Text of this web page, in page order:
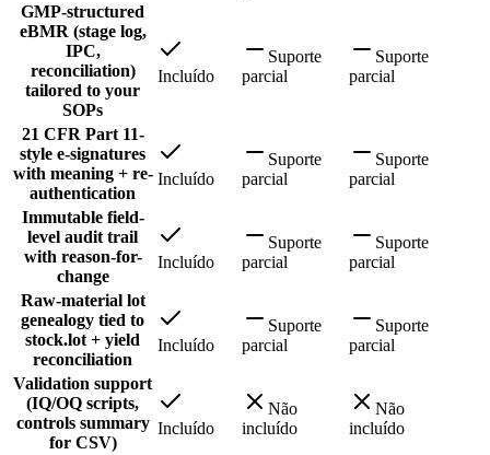
GMP-structured
eBMR (stage log,
IPC,
reconciliation)
tailored to your
SOPs
Incluído
Suporte
parcial
Suporte
parcial
21 CFR Part 11-
style e-signatures
with meaning + re-
authentication
Incluído
Suporte
parcial
Suporte
parcial
Immutable field-
level audit trail
with reason-for-
change
Incluído
Suporte
parcial
Suporte
parcial
Raw-material lot
genealogy tied to
stock.lot + yield
reconciliation
Incluído
Suporte
parcial
Suporte
parcial
Validation support
(IQ/OQ scripts,
controls summary
for CSV)
Incluído
Não
incluído
Não
incluído